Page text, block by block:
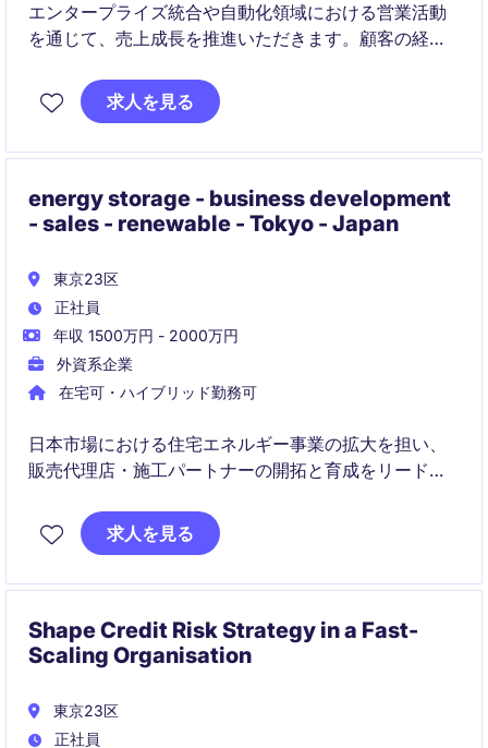
エンタープライズ統合や自動化領域における営業活動
を通じて、売上成長を推進いただきます。顧客の経営
います。
求人を見る
energy storage - business development
- sales - renewable - Tokyo - Japan
東京23区
正社員
年収 1500万円 - 2000万円
外資系企業
在宅可・ハイブリッド勤務可
日本市場における住宅エネルギー事業の拡大を担い、
販売代理店・施工パートナーの開拓と育成をリードい
関与し、事業成長を牽引する重要な役割です。
求人を見る
Shape Credit Risk Strategy in a Fast-
Scaling Organisation
東京23区
正社員